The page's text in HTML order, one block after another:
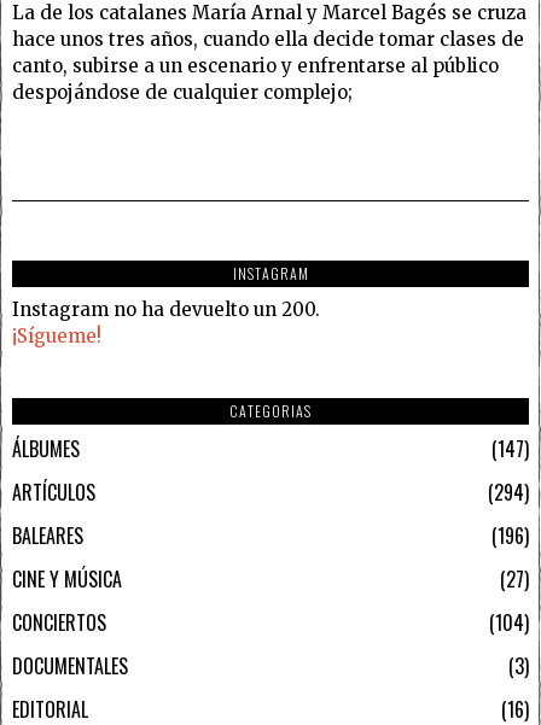
La de los catalanes María Arnal y Marcel Bagés se cruza
hace unos tres años, cuando ella decide tomar clases de
canto, subirse a un escenario y enfrentarse al público
despojándose de cualquier complejo;
INSTAGRAM
Instagram no ha devuelto un 200.
¡Sígueme!
CATEGORIAS
ÁLBUMES
147
ARTÍCULOS
294
BALEARES
196
CINE Y MÚSICA
27
CONCIERTOS
104
DOCUMENTALES
3
EDITORIAL
16